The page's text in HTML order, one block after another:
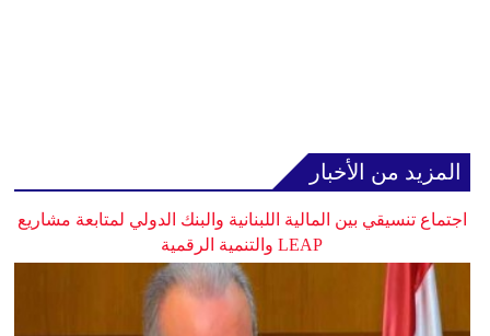
المزيد من الأخبار
اجتماع تنسيقي بين المالية اللبنانية والبنك الدولي لمتابعة مشاريع
LEAP والتنمية الرقمية